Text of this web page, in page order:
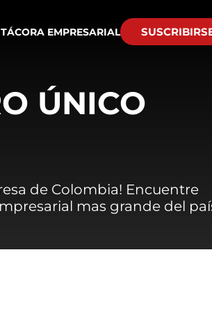
EMPRESARIAL
ÚNICO
de Colombia! Encuentre
mas grande del